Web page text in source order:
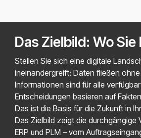
Das Zielbild: Wo
Stellen Sie sich eine digitale
ineinandergreift: Daten fließen ohne
Informationen sind für alle
Entscheidungen basieren auf
Das ist die Basis für die Zukunft in
Das Zielbild zeigt die durchgängige
ERP und PLM – vom